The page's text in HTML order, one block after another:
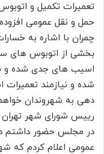
تعمیرات تکمیل و
حمل و نقل عمومی
چمران با اشاره به
بخشی از اتوبوس های
اسیب های جدی شده و
شده و نیازمند
دهی به شهروندان
رییس شورای شهر
در مجلس حضور داشتم
عمومی اعلام کردم که